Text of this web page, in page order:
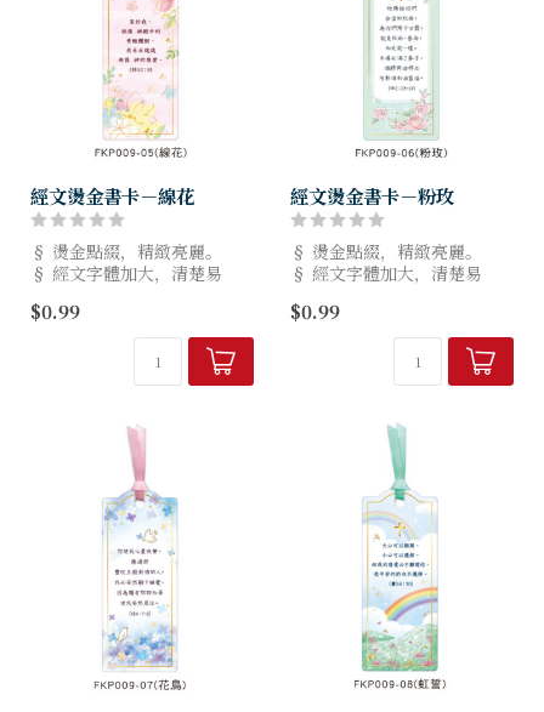
經文燙金書卡－線花
§ 燙金點綴，精緻亮麗。
§ 經文字體加大，清楚易
§ 規格：5.5x14cm，8種款
§ 台灣設計製造，品質有保
$0.99
經文燙金書卡－粉玫
§ 燙金點綴，精緻亮麗。
§ 經文字體加大，清楚易
§ 規格：5.5x14cm，8種款
§ 台灣設計製造，品質有保
$0.99